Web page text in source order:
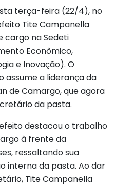
terça-feira (22/4), no
Tite Campanella
cargo na Sedeti
Econômico,
e Inovação). O
assume a liderança da
de Camargo, que agora
da pasta.
destacou o trabalho
à frente da
ressaltando sua
interna da pasta. Ao dar
Tite Campanella